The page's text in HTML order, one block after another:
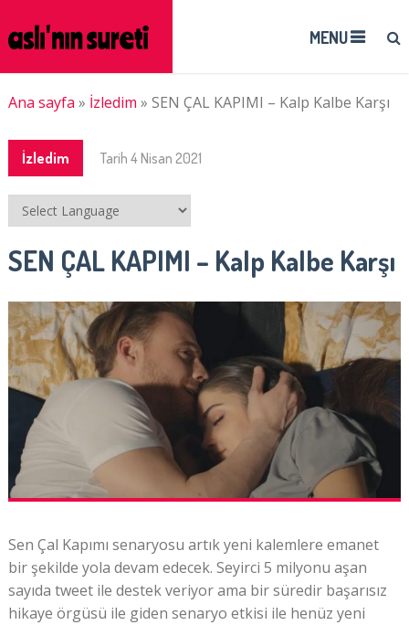
MENU
Ana sayfa » İzledim » SEN ÇAL KAPIMI – Kalp Kalbe Karşı
İzledim Tarih 4 Nisan 2021
SEN ÇAL KAPIMI – Kalp Kalbe Karşı
Sen Çal Kapımı senaryosu artık yeni kalemlere emanet
bir şekilde yola devam edecek. Seyirci 5 milyonu aşan
sayıda tweet ile destek veriyor ama bir süredir başarısız
hikaye örgüsü ile giden senaryo etkisi ile henüz yeni